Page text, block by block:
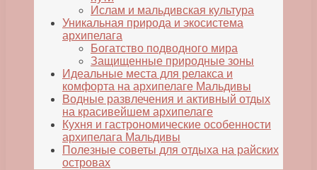
Ислам и мальдивская культура
Уникальная природа и экосистема
архипелага
Богатство подводного мира
Защищенные природные зоны
Идеальные места для релакса и
комфорта на архипелаге Мальдивы
Водные развлечения и активный отдых
на красивейшем архипелаге
Кухня и гастрономические особенности
архипелага Мальдивы
Полезные советы для отдыха на райских
островах